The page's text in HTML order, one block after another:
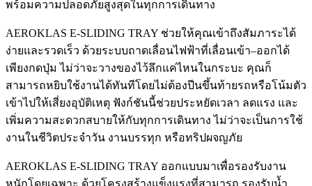
พร้อมความปลอดภัยสูงสุดในทุกการเดินทาง
AEROKLAS E-SLIDING TRAY ช่วยให้คุณเข้าถึงสัมภาระได้
ง่ายและรวดเร็ว ด้วยระบบถาดเลื่อนไฟฟ้าที่เลื่อนเข้า–ออกได้
เพียงกดปุ่ม ไม่ว่าจะวางของไว้ลึกแค่ไหนในกระบะ คุณก็
สามารถหยิบใช้งานได้ทันทีโดยไม่ต้องปีนขึ้นท้ายรถหรือโน้มตัว
เข้าไปให้เสี่ยงอุบัติเหตุ ฟังก์ชันนี้ช่วยประหยัดเวลา ลดแรง และ
เพิ่มความสะดวกสบายให้กับทุกการเดินทาง ไม่ว่าจะเป็นการใช้
งานในชีวิตประจำวัน งานบรรทุก หรือทริปผจญภัย
AEROKLAS E-SLIDING TRAY ออกแบบมาเพื่อรองรับงาน
หนักโดยเฉพาะ ด้วยโครงสร้างแข็งแรงที่สามารถ รองรับน้ำ